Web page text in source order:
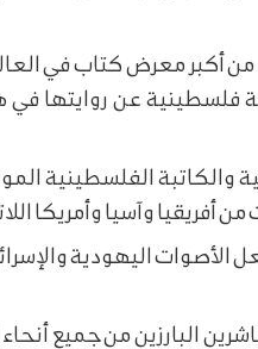
من أكبر معرض كتاب في
فلسطينية عن روايتها
أفريقيا وآسيا وأمريكا
الأصوات اليهودية
البارزين من جميع